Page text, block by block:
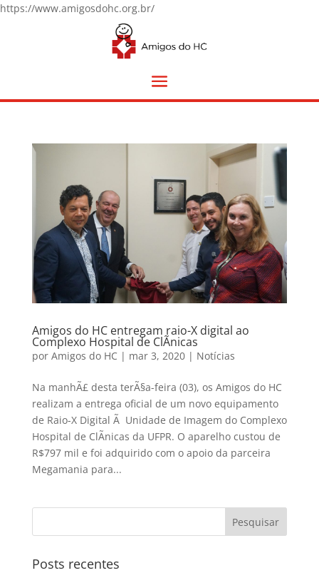
https://www.amigosdohc.org.br/
Amigos do HC entregam raio-X digital ao
Complexo Hospital de ClÃ­nicas
por Amigos do HC | mar 3, 2020| Notícias
Na manhÃ£ desta terÃ§a-feira (03), os Amigos do HC
realizam a entrega oficial de um novo equipamento
de Raio-X Digital Ã Unidade de Imagem do Complexo
Hospital de ClÃ­nicas da UFPR. O aparelho custou de
R$797 mil e foi adquirido com o apoio da parceira
Megamania para...
Posts recentes